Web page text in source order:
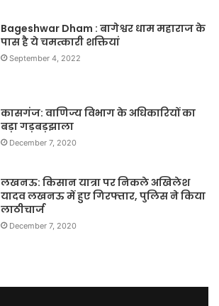
Bageshwar Dham : बागेश्वर धाम महाराज के
पास है ये चमत्कारी शक्तियां
September 4, 2022
कासगंज: वाणिज्य विभाग के अधिकारियों का
बड़ा गड़बड़झाला
December 7, 2020
लखनऊ: किसान यात्रा पर निकले अखिलेश
यादव लखनऊ में हुए गिरफ्तार, पुलिस ने किया
लाठीचार्ज
December 7, 2020